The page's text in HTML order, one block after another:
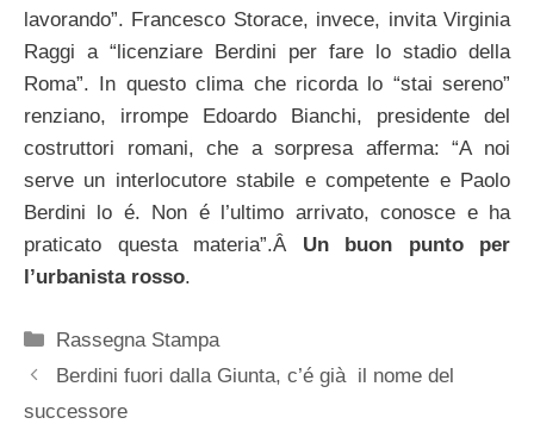
lavorando”. Francesco Storace, invece, invita Virginia
Raggi a “licenziare Berdini per fare lo stadio della
Roma”. In questo clima che ricorda lo “stai sereno”
renziano, irrompe Edoardo Bianchi, presidente del
costruttori romani, che a sorpresa afferma: “A noi
serve un interlocutore stabile e competente e Paolo
Berdini lo é. Non é l’ultimo arrivato, conosce e ha
praticato questa materia”.Â Un buon punto per
l’urbanista rosso.
Categorie
Rassegna Stampa
Berdini fuori dalla Giunta, c’é già il nome del
successore